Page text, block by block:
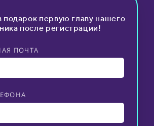
подарок первую главу нашего
после регистрации!
ПОЧТА